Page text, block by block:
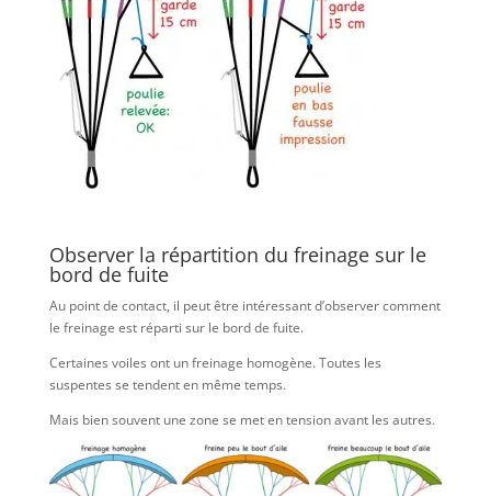
Observer la répartition du freinage sur le
bord de fuite
Au point de contact, il peut être intéressant d’observer comment
le freinage est réparti sur le bord de fuite.
Certaines voiles ont un freinage homogène. Toutes les
suspentes se tendent en même temps.
Mais bien souvent une zone se met en tension avant les autres.